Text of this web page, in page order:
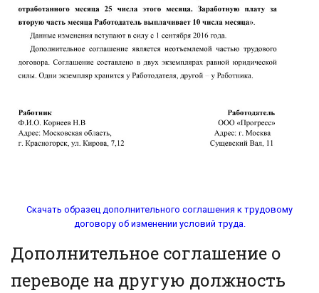
Скачать образец дополнительного соглашения к трудовому
договору об изменении условий труда.
Дополнительное соглашение о
переводе на другую должность